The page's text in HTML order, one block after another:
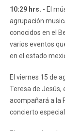
10:29 hrs. - El
agrupación
conocidos en el
varios eventos
en el estado
El viernes 15 de
Teresa de Jesús,
acompañará a la
concierto